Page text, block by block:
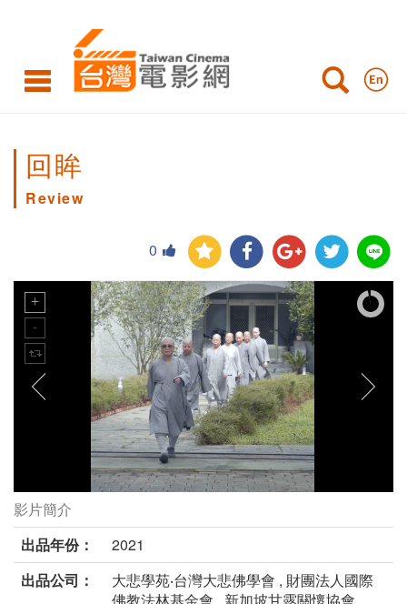
回眸
Review
0
回眸劇照
影片簡介
出品年份：
2021
出品公司：
大悲學苑‧台灣大悲佛學會 , 財團法人國際